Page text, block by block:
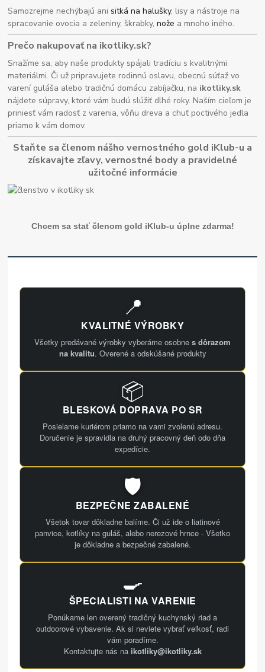
Samozrejme nechýbajú anisitká na halušky, lisy a nástroje na
spracovanie ovocia a zeleniny, škrabky,nože a mnoho iného.
Prečo nakupovať na ikotliky.sk?
Snažíme sa, aby naše produkty spájali tradíciu s kvalitnými
materiálmi. Či už pripravujete rodinnú oslavu, obecnú súťaž vo
varení guláša alebo tradičnú domácu zabíjačku, na ikotliky.sk
nájdete súpravy, ktoré vám budú slúžiť dlhé roky. Naším cieľom je
priniesť vám radosť z varenia, vôňu dreva a chuť poctivého jedla
priamo k vám domov.
Staňte sa členom nášho vernostného gold iKlub-u a
získavajte zľavy, vernostné body a pravidelné
užitočné informácie
Chcem sa stať členom gold iKlub-u úplne zdarma!
📍
KVALITNÉ VÝROBKY
Všetky predávané výrobky vyberáme osobne s dôrazom
na kvalitu. Overené a odskúšané produkty
📦
BLESKOVÁ DOPRAVA PO SR
Posielame kuriérom priamo na vami zvolenú adresu.
Doručenie je spravidla na druhý pracovný deň odo dňa
expedície.
🛡️
BEZPEČNE ZABALENÉ
Všetok tovar dôkladne balíme. Či už ide o liatinové
panvice, kotlíky na guláš, alebo nerezové hrnce - Všetko
je dôkladne a bezpečné zabalené.
🍳
ŠPECIALISTI NA VARENIE
Ponúkame len overený tradičný kuchynský riad a
outdoorové vybavenie. Ak si neviete vybrať veľkosť, radi
vám poradíme.
Kontaktujte nás na ikotliky@ikotliky.sk